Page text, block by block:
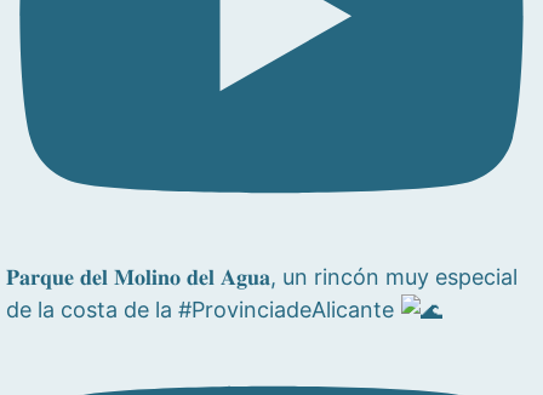
𝐏𝐚𝐫𝐪𝐮𝐞 𝐝𝐞𝐥 𝐌𝐨𝐥𝐢𝐧𝐨 𝐝𝐞𝐥 𝐀𝐠𝐮𝐚, un rincón muy especial
de la costa de la #ProvinciadeAlicante